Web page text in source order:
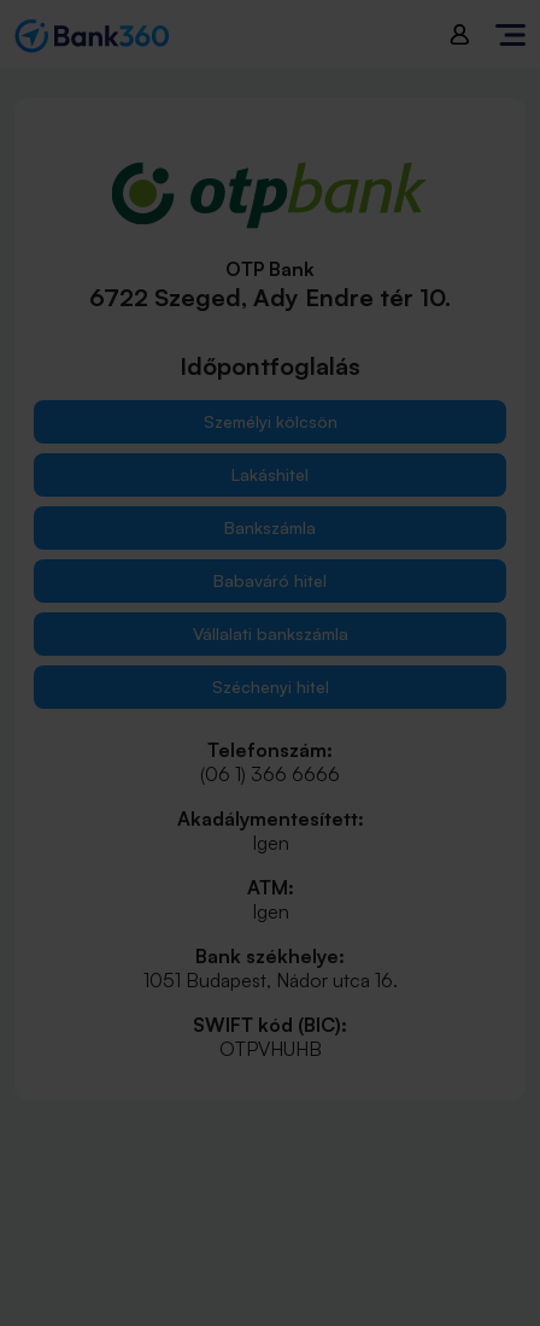
OTP Bank
6722 Szeged, Ady Endre tér 10.
Időpontfoglalás
Személyi kölcsön
Lakáshitel
Bankszámla
Babaváró hitel
Vállalati bankszámla
Széchenyi hitel
Telefonszám:
(06 1) 366 6666
Akadálymentesített:
Igen
ATM:
Igen
Bank székhelye:
1051 Budapest, Nádor utca 16.
SWIFT kód (BIC):
OTPVHUHB